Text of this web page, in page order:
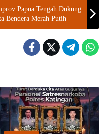
Papua Tengah Dukung
Bendera Merah Putih